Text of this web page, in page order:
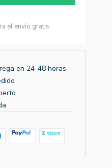
el envío gratis
en 24-48 horas